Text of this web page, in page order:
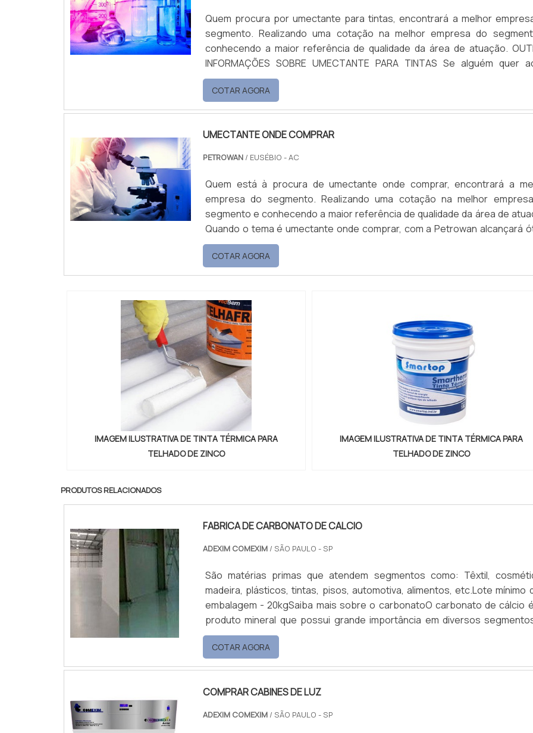
Quem procura por umectante para tintas, encontrará a melhor
segmento. Realizando uma cotação na melhor empresa do
conhecendo a maior referência de qualidade da área de atuação. OUTRAS
INFORMAÇÕES SOBRE UMECTANTE PARA TINTAS Se alguém quer achar
umectante para tintas em uma empresa altamente qualificada, encontra
Petrowan. Atuando com base multiuso e limpa piso e fosqueante,
o que há de melhor no merca...
COTAR AGORA
UMECTANTE ONDE COMPRAR
PETROWAN / EUSÉBIO - AC
Quem está à procura de umectante onde comprar, encontrará a
empresa do segmento. Realizando uma cotação na melhor
segmento e conhecendo a maior referência de qualidade da área de
Quando o tema é umectante onde comprar, com a Petrowan alcançará
qualidade com assessoria técnica especializada. UM POUCO MAIS SOBRE
UMECTANTE ONDE COMPRAR A Petrowan centraliza seus esforços em
proporcionar para os parceiros um...
COTAR AGORA
IMAGEM ILUSTRATIVA DE TINTA TÉRMICA PARA
TELHADO DE ZINCO
IMAGEM ILUSTRATIVA DE TINTA TÉRMICA PARA
TELHADO DE ZINCO
PRODUTOS RELACIONADOS
FABRICA DE CARBONATO DE CALCIO
ADEXIM COMEXIM/ SÃO PAULO - SP
São matérias primas que atendem segmentos como: Têxtil,
madeira, plásticos, tintas, pisos, automotiva, alimentos, etc.Lote mínimo
embalagem - 20kgSaiba mais sobre o carbonatoO carbonato de cálcio
produto mineral que possui grande importância em diversos
indústria, por conta de sua variedade de aplicação. Por conta disso, a
de carbonato de calcio é extremamente importante.Vantagens do
fabrica de carbonato de calcio disponibiliza um produto de a.
COTAR AGORA
COMPRAR CABINES DE LUZ
ADEXIM COMEXIM/ SÃO PAULO - SP